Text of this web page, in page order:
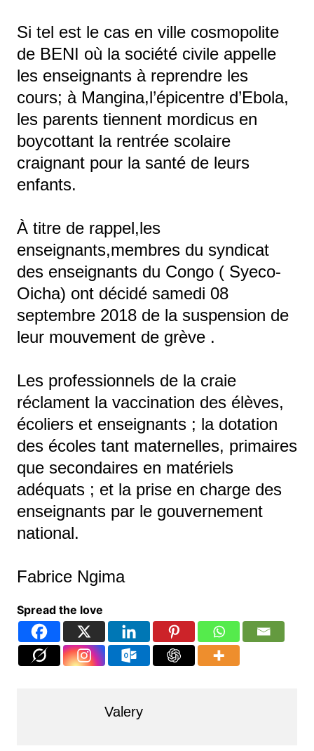
Si tel est le cas en ville cosmopolite
de BENI où la société civile appelle
les enseignants à reprendre les
cours; à Mangina,l’épicentre d’Ebola,
les parents tiennent mordicus en
boycottant la rentrée scolaire
craignant pour la santé de leurs
enfants.
À titre de rappel,les
enseignants,membres du syndicat
des enseignants du Congo ( Syeco-
Oicha) ont décidé samedi 08
septembre 2018 de la suspension de
leur mouvement de grève .
Les professionnels de la craie
réclament la vaccination des élèves,
écoliers et enseignants ; la dotation
des écoles tant maternelles, primaires
que secondaires en matériels
adéquats ; et la prise en charge des
enseignants par le gouvernement
national.
Fabrice Ngima
Spread the love
Valery